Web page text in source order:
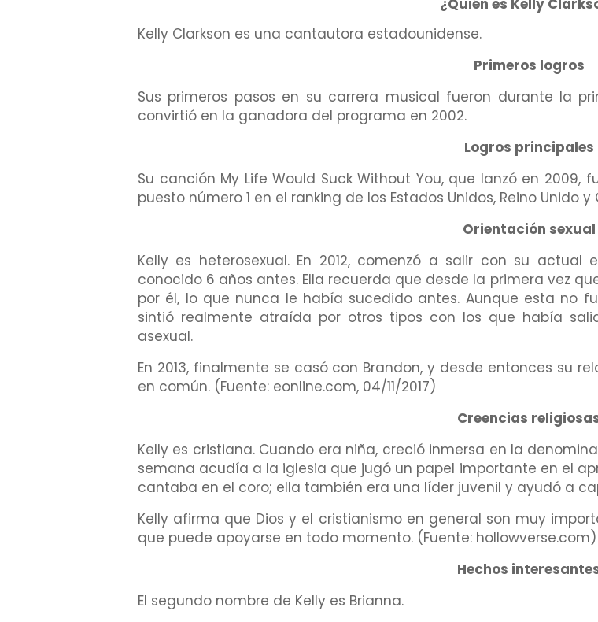
¿Quién es Kelly
Kelly Clarkson es una cantautora estadounidense.
Primeros logros
Sus primeros pasos en su carrera musical fueron durante la
convirtió en la ganadora del programa en 2002.
Logros principales
Su canción My Life Would Suck Without You, que lanzó en
puesto número 1 en el ranking de los Estados Unidos, Reino Unido y
Orientación sexual
Kelly es heterosexual. En 2012, comenzó a salir con su actual
conocido 6 años antes. Ella recuerda que desde la primera vez
por él, lo que nunca le había sucedido antes. Aunque esta no
sintió realmente atraída por otros tipos con los que había
asexual.
En 2013, finalmente se casó con Brandon, y desde entonces su
en común. (Fuente: eonline.com, 04/11/2017)
Creencias
Kelly es cristiana. Cuando era niña, creció inmersa en la
semana acudía a la iglesia que jugó un papel importante en el
cantaba en el coro; ella también era una líder juvenil y ayudó a
Kelly afirma que Dios y el cristianismo en general son muy
que puede apoyarse en todo momento. (Fuente: hollowverse.com)
Hechos
El segundo nombre de Kelly es Brianna.